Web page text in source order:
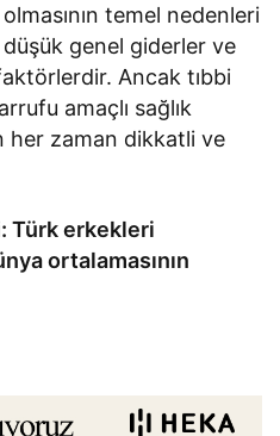
temel nedenleri
genel giderler ve
Ancak tıbbi
amaçlı sağlık
her zaman dikkatli ve
Türk erkekleri
ortalamasının